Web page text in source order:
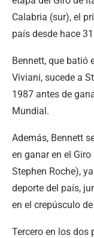
Calabria (sur), el
país desde hace
Bennett, que batió
Viviani, sucede a
1987 antes de
Mundial.
Además, Bennett
en ganar en el
Stephen Roche),
deporte del país,
en el crepúsculo
Tercero en los dos